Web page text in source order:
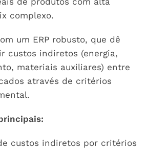
complexo.
um ERP robusto, que dê
custos indiretos (energia,
materiais auxiliares) entre
através de critérios
custos indiretos por critérios